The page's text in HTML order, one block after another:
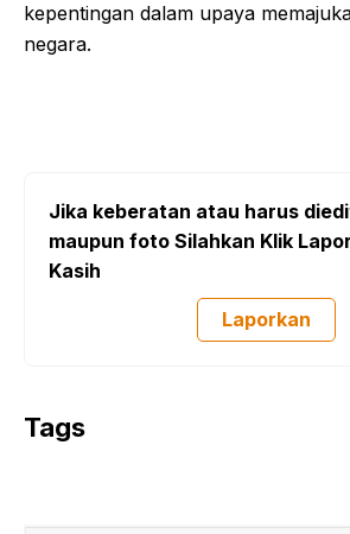
kepentingan dalam upaya
negara.
Jika keberatan atau harus
maupun foto Silahkan Klik
Kasih
Laporkan
Tags